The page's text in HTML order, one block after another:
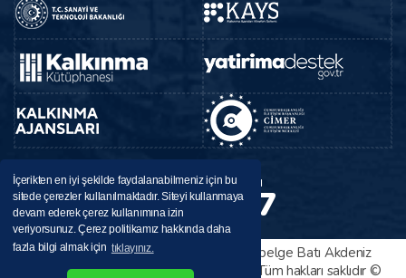
İçerikten en iyi şekilde faydalanabilmeniz için bu
sitede çerezler kullanılmaktadır. Siteyi kullanmaya
devam ederek çerez kullanımına izin
veriyorsunuz. Çerez politikamız hakkında daha
fazla bilgi almak için tıklayınız.
BAKADestek Hattı
0246 224 37 37
Bu sitede yayınlanan her türlü bilgi ve belge Batı Akdeniz
Kalkınma Ajansı tarafından sağlanmıştır. Tüm hakları saklıdır ©